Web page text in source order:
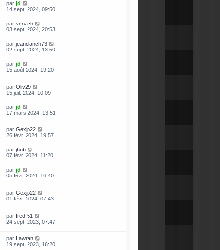
par jd
14 sept. 2024, 09:50
par scoach
03 sept. 2024, 20:53
par jeanclanch73
02 sept. 2024, 13:50
par jd
15 août 2024, 19:20
par Oliv29
15 juil. 2024, 10:09
par jd
17 mars 2024, 13:51
par Gexjp22
26 févr. 2024, 19:57
par jhub
07 févr. 2024, 11:20
par jd
05 févr. 2024, 16:40
par Gexjp22
01 févr. 2024, 07:43
par fred-51
24 sept. 2023, 07:47
par
Lawran
19 sept. 2023, 16:20